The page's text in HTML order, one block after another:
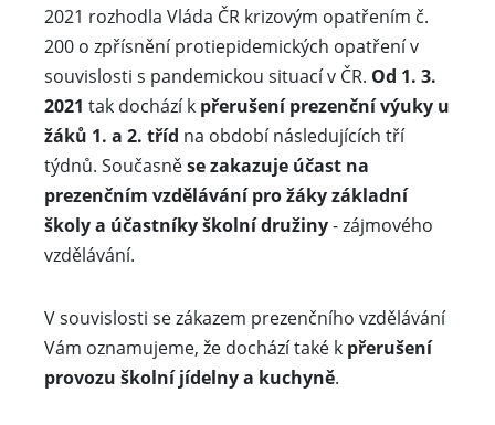
2021 rozhodla Vláda ČR krizovým opatřením č.
200 o zpřísnění protiepidemických opatření v
souvislosti s pandemickou situací v ČR. Od 1. 3.
2021 tak dochází k přerušení prezenční výuky u
žáků 1. a 2. tříd na období následujících tří
týdnů. Současněse zakazuje účast na
prezenčním vzdělávání pro žáky základní
školy a účastníky školní družiny- zájmového
vzdělávání.
V souvislosti se zákazem prezenčního vzdělávání
Vám oznamujeme, že dochází také k přerušení
provozu školní jídelny a kuchyně.